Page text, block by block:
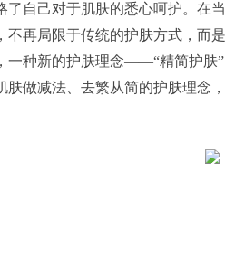
了自己对于肌肤的悉心呵护。在
不再局限于传统的护肤方式，而
一种新的护肤理念——“精简护肤”
肤做减法、去繁从简的护肤理念